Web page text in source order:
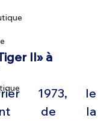
II» à
1973, le
de la